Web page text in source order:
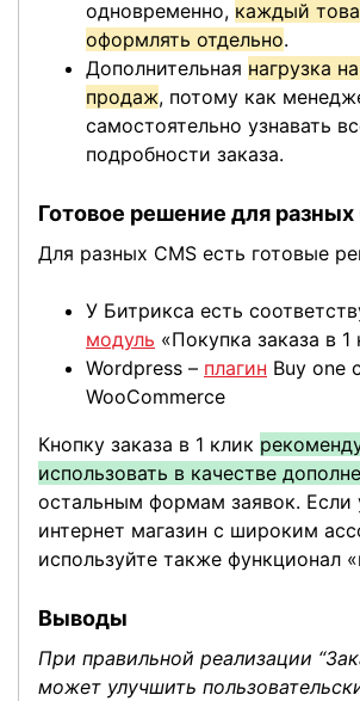
одновременно, каждый
оформлять отдельно.
Дополнительная нагрузка
продаж, потому как
самостоятельно узнавать
подробности заказа.
Готовое решение для разных
Для разных CMS есть готовые
У Битрикса есть
модуль «Покупка заказа в 1
Wordpress – плагин Buy one
WooCommerce
Кнопку заказа в 1 клик
использовать в качестве
остальным формам заявок. Если
интернет магазин с широким
используйте также функционал
Выводы
При правильной реализации
может улучшить